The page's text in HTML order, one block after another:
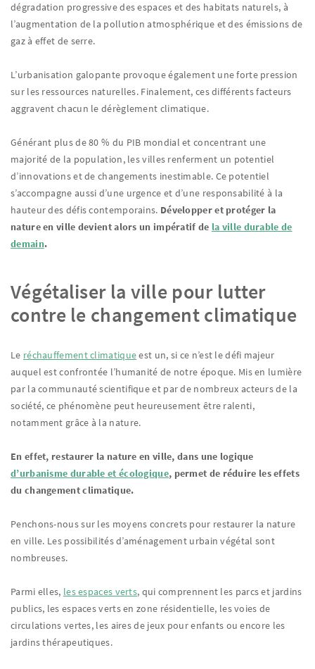
dégradation progressive des espaces et des habitats naturels, à
l’augmentation de la pollution atmosphérique et des émissions de
gaz à effet de serre.
L’urbanisation galopante provoque également une forte pression
sur les ressources naturelles. Finalement, ces différents facteurs
aggravent chacun le dérèglement climatique.
Générant plus de 80 % du PIB mondial et concentrant une
majorité de la population, les villes renferment un potentiel
d’innovations et de changements inestimable. Ce potentiel
s’accompagne aussi d’une urgence et d’une responsabilité à la
hauteur des défis contemporains. Développer et protéger la
nature en ville devient alors un impératif de la ville durable de
demain.
Végétaliser la ville pour lutter
contre le changement climatique
Le réchauffement climatiqueest un, si ce n’est le défi majeur
auquel est confrontée l’humanité de notre époque. Mis en lumière
par la communauté scientifique et par de nombreux acteurs de la
société, ce phénomène peut heureusement être ralenti,
notamment grâce à la nature.
En effet, restaurer la nature en ville, dans une logique
d’urbanisme durable et écologique, permet de réduire les effets
du changement climatique.
Penchons-nous sur les moyens concrets pour restaurer la nature
en ville. Les possibilités d’aménagement urbain végétal sont
nombreuses.
Parmi elles, lesespaces verts, qui comprennent les parcs et jardins
publics, les espaces verts en zone résidentielle, les voies de
circulations vertes, les aires de jeux pour enfants ou encore les
jardins thérapeutiques.